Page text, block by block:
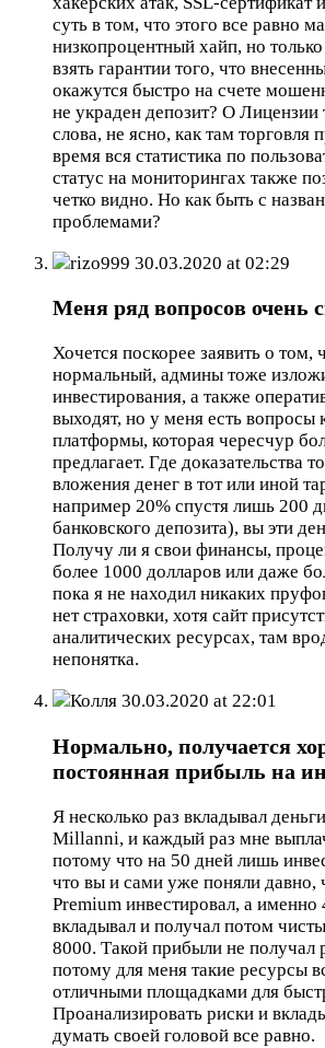
суть в том, что этого все равно
низкопроцентный хайп, но
взять гарантии того, что
окажутся быстро на счете
не украден депозит? О Лицензии
слова, не ясно, как там торговля
время вся статистика по
статус на мониторингах также
четко видно. Но как быть с
проблемами?
rizo999 30.03.2020 at 02:29
Меня ряд вопросов очень
Хочется поскорее заявить о том,
нормальный, админы тоже
инвестирования, а также
выходят, но у меня есть вопросы
платформы, которая чересчур
предлагает. Где доказательства
вложения денег в тот или иной
например 20% спустя лишь 200
банковского депозита), вы эти
Получу ли я свои финансы,
более 1000 долларов или даже
пока я не находил никаких
нет страховки, хотя сайт
аналитических ресурсах, там
непонятка.
Колля 30.03.2020 at 22:01
Нормально, получается
постоянная прибыль на
Я несколько раз вкладывал
Millanni, и каждый раз мне
потому что на 50 дней лишь
что вы и сами уже поняли давно,
Premium инвестировал, а именно
вкладывал и получал потом
8000. Такой прибыли не получал
потому для меня такие ресурсы
отличными площадками для
Проанализировать риски и
думать своей головой все равно.